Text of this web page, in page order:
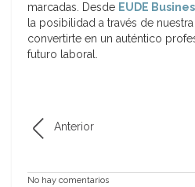
marcadas. Desde EUDE
la posibilidad a través de nuestra
convertirte en un auténtico
futuro laboral.
Anterior
No hay comentarios